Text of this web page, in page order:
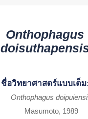
Onthophagus
ชื่อวิทยาศาสตร์แบบเต็ม:
Onthophagus
Masumoto, 1989